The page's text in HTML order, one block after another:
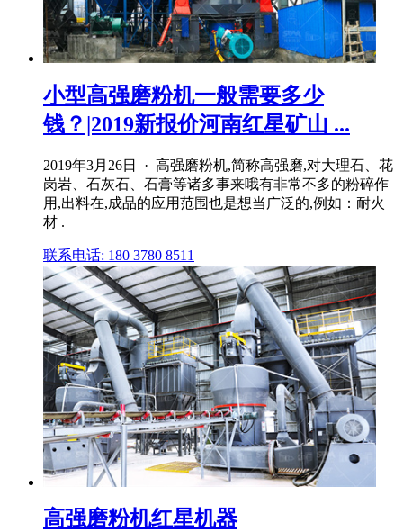
小型高强磨粉机一般需要多少
钱？|2019新报价河南红星矿山 ...
2019年3月26日 · 高强磨粉机,简称高强磨,对大理石、花
岗岩、石灰石、石膏等诸多事来哦有非常不多的粉碎作
用,出料在,成品的应用范围也是想当广泛的,例如：耐火
材 .
联系电话: 180 3780 8511
高强磨粉机红星机器